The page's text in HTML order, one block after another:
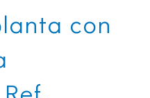
con